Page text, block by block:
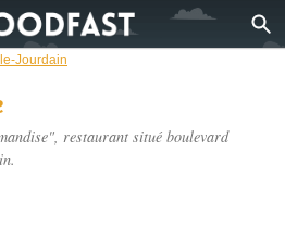
Jourdain
restaurant situé boulevard